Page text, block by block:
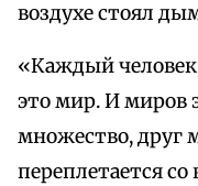
воздухе стоял
«Каждый
это мир. И миров
множество, друг
переплетается